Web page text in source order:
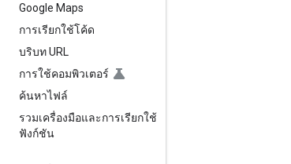
Google Maps
การเรียกใช้โค้ด
บริบท URL
การใช้คอมพิวเตอร์
ค้นหาไฟล์
รวมเครื่องมือและการเรียกใช้
ฟังก์ชัน